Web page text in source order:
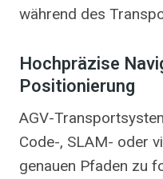
während des
Hochpräzise
Positionierung
AGV-
Code-, SLAM- oder
genauen Pfaden zu